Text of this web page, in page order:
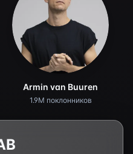
Armin van Buuren
1.9M поклонников